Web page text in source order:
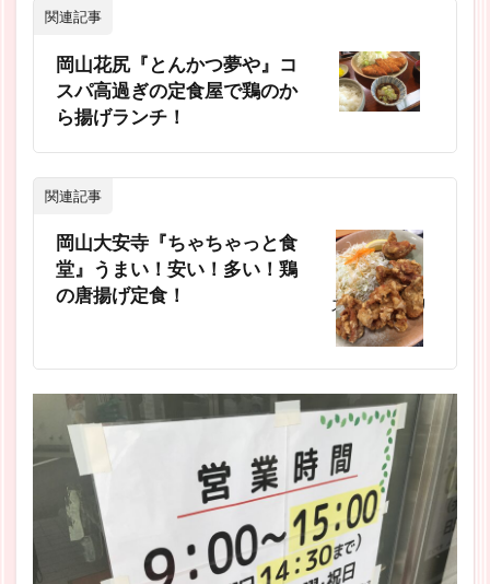
関連記事
岡山花尻『とんかつ夢や』コ
スパ高過ぎの定食屋で鶏のか
ら揚げランチ！
関連記事
岡山大安寺『ちゃちゃっと食
堂』うまい！安い！多い！鶏
の唐揚げ定食！
スポンサーリ
ンク